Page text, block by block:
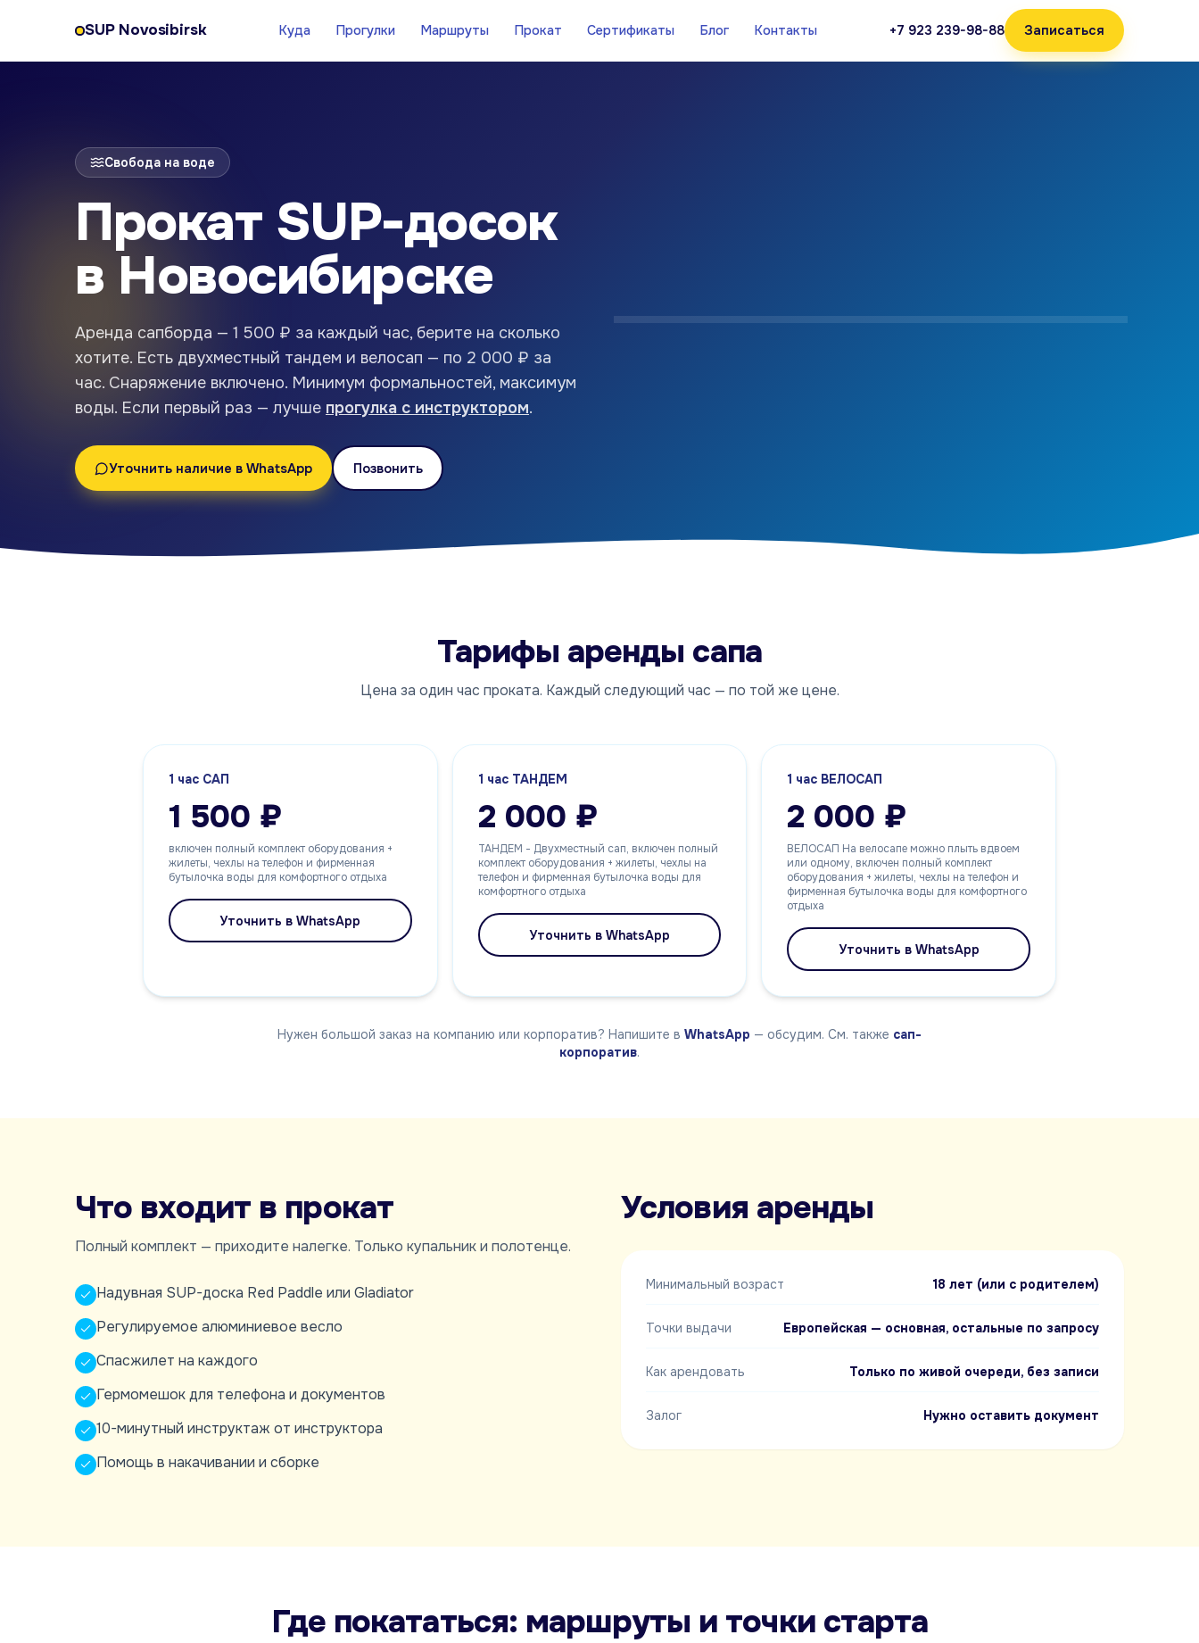
SUP Novosibirsk Куда Прогулки Маршруты Прокат Сертификаты Блог Контакты +7 923 239-98-88 Записаться
Свобода на воде
Прокат SUP-досок
в Новосибирске
Аренда сапборда — 1 500 ₽ за каждый час, берите на сколько
хотите. Есть двухместный тандем и велосап — по 2 000 ₽ за
час. Снаряжение включено. Минимум формальностей, максимум
воды. Если первый раз — лучше прогулка с инструктором.
Уточнить наличие в WhatsApp Позвонить
Тарифы аренды сапа
Цена за один час проката. Каждый следующий час — по той же цене.
1 час САП
1 500 ₽
включен полный комплект оборудования +
жилеты, чехлы на телефон и фирменная
бутылочка воды для комфортного отдыха
Уточнить в WhatsApp
1 час ТАНДЕМ
2 000 ₽
ТАНДЕМ - Двухместный сап, включен полный
комплект оборудования + жилеты, чехлы на
телефон и фирменная бутылочка воды для
комфортного отдыха
Уточнить в WhatsApp
1 час ВЕЛОСАП
2 000 ₽
ВЕЛОСАП На велосапе можно плыть вдвоем
или одному, включен полный комплект
оборудования + жилеты, чехлы на телефон и
фирменная бутылочка воды для комфортного
отдыха
Уточнить в WhatsApp
Нужен большой заказ на компанию или корпоратив? Напишите в WhatsApp — обсудим. См. также сап-
корпоратив.
Что входит в прокат
Полный комплект — приходите налегке. Только купальник и полотенце.
Надувная SUP-доска Red Paddle или Gladiator
Регулируемое алюминиевое весло
Спасжилет на каждого
Гермомешок для телефона и документов
10-минутный инструктаж от инструктора
Помощь в накачивании и сборке
Условия аренды
Минимальный возраст 18 лет (или с родителем)
Точки выдачи Европейская — основная, остальные по запросу
Как арендовать Только по живой очереди, без записи
Залог Нужно оставить документ
Где покататься: маршруты и точки старта